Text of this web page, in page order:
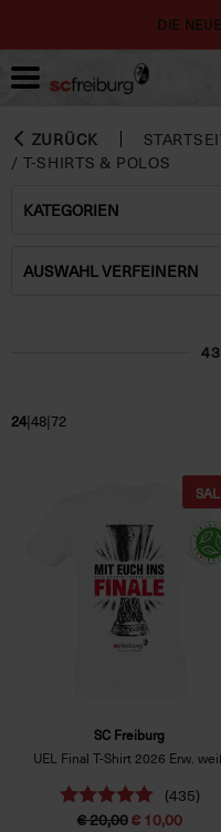
DIE
ZURÜCK
/ T-SHIRTS & POLOS
KATEGORIEN
AUSWAHL VERFEINERN
24|48|72
SC Freiburg
UEL Final T-Shirt 2026 Erw.
(435)
€ 20,00€ 10,00